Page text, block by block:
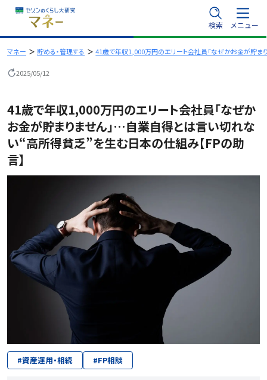
容
を
プ
検索 メニュー
マネー 貯める・管理する 41歳で年収1,000万円のエリート会社員「なぜかお金が貯
2025/05/12
41歳で年収1,000万円のエリート会社員「なぜか
お金が貯まりません」…自業自得とは言い切れな
い“高所得貧乏”を生む日本の仕組み【FPの助
言】
#資産運用・相続 #FP相談